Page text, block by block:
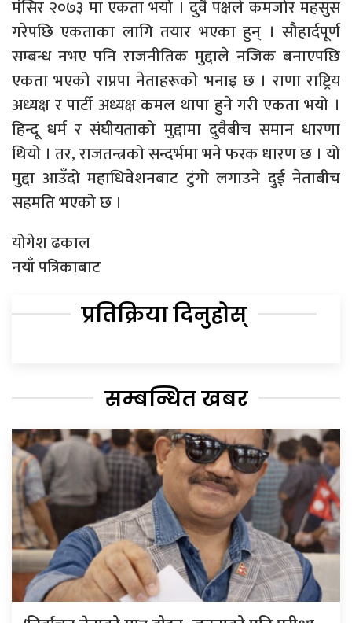
मंसिर २०७३ मा एकता भयो । दुवै पक्षले कमजोर महसुस
गरेपछि एकताका लागि तयार भएका हुन् । सौहार्दपूर्ण
सम्बन्ध नभए पनि राजनीतिक मुद्दाले नजिक बनाएपछि
एकता भएको राप्रपा नेताहरूको भनाइ छ । राणा राष्ट्रिय
अध्यक्ष र पार्टी अध्यक्ष कमल थापा हुने गरी एकता भयो ।
हिन्दू धर्म र संघीयताको मुद्दामा दुवैबीच समान धारणा
थियो । तर, राजतन्त्रको सन्दर्भमा भने फरक धारण छ । यो
मुद्दा आउँदो महाधिवेशनबाट टुंगो लगाउने दुई नेताबीच
सहमति भएको छ ।
योगेश ढकाल
नयाँ पत्रिकाबाट
प्रतिक्रिया दिनुहोस्
सम्बन्धित खबर